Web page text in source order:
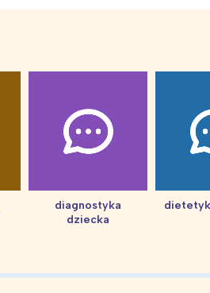
diagnostyka
dziecka